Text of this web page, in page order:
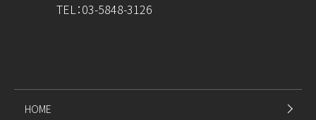
TEL：03-5848-3126
HOME